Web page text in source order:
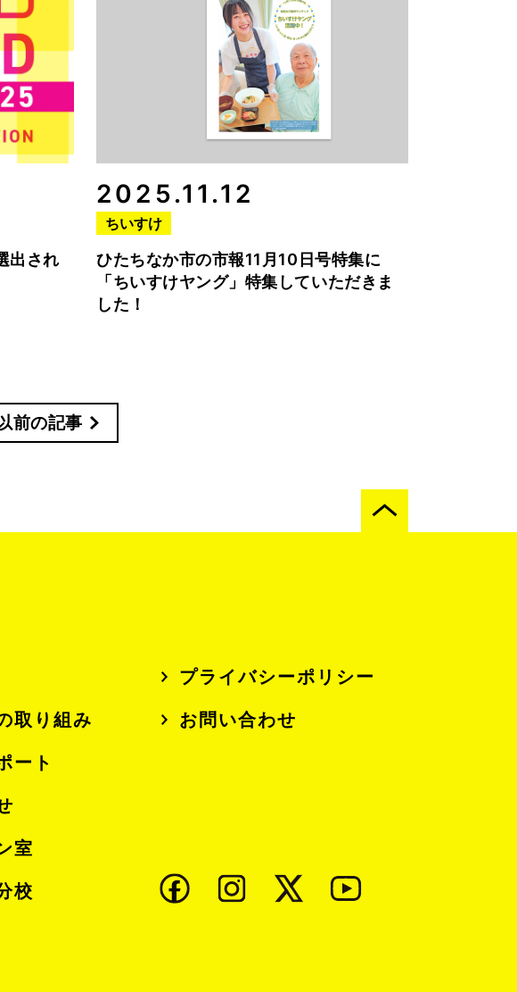
出され
2025.11.12
ちいすけ
ひたちなか市の市報11月10日号特集に
「ちいすけヤング」特集していただきま
した！
前の記事
取り組み
ート
室
校
プライバシーポリシー
お問い合わせ